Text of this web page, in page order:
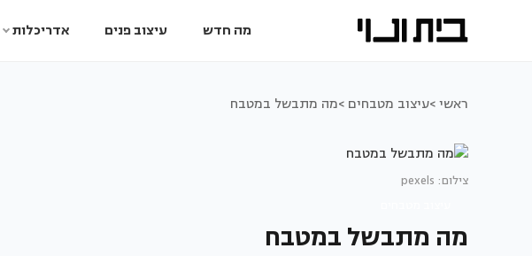
מה חדש עיצוב פנים אדריכלות
ראשי >עיצוב מטבחים >מה מתבשל במטבח
צילום: pexels
מה מתבשל במטבח